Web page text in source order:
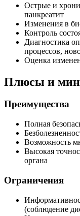
Острые и
панкреатит
Изменения в
Контроль
Диагностика
процессов,
Оценка
Плюсы и
Преимущества
Полная
Возможность
Высокая
органа
Ограничения
(соблюдение